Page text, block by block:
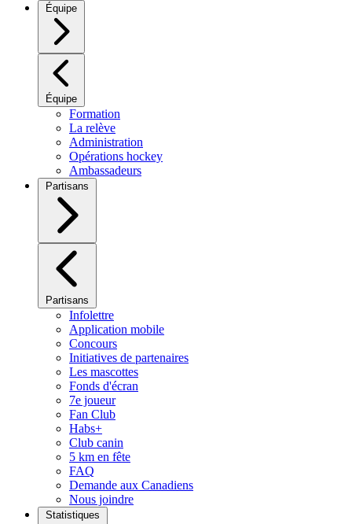
Équipe
Équipe
Formation
La relève
Administration
Opérations hockey
Ambassadeurs
Partisans
Partisans
Infolettre
Application mobile
Concours
Initiatives de partenaires
Les mascottes
Fonds d'écran
7e joueur
Fan Club
Habs+
Club canin
5 km en fête
FAQ
Demande aux Canadiens
Nous joindre
Statistiques